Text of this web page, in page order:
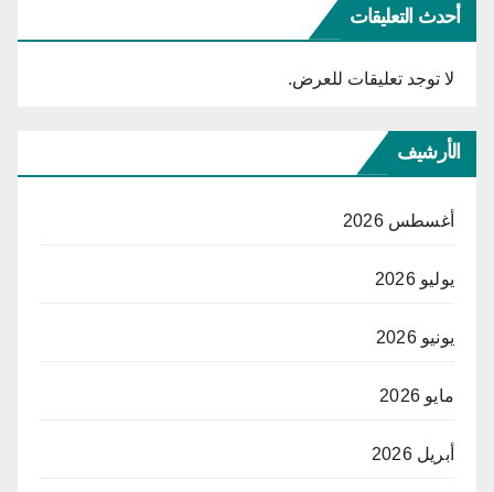
أحدث التعليقات
لا توجد تعليقات للعرض.
الأرشيف
أغسطس 2026
يوليو 2026
يونيو 2026
مايو 2026
أبريل 2026